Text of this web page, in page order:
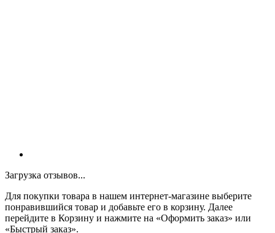
Загрузка отзывов...
Для покупки товара в нашем интернет-магазине выберите
понравившийся товар и добавьте его в корзину. Далее
перейдите в Корзину и нажмите на «Оформить заказ» или
«Быстрый заказ».